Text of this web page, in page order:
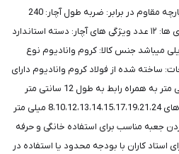
مشخصات کلی آچار بکس ریلی ۱۲ پارچه مقاوم در برابر: ضربه طول آچار: 240
میلی متر وزن: 1500 گرم تعداد سری ها: ۱۲ عدد ویژگی های آچار: دسته استاندارد
میباشد جنس کالا: کروم وانادیوم نوع
توضیحات: ساخته شده از فولاد کروم وانادیوم دارای
دسته جغجغه ای به طول 24 سانتی متر به همراه رابط به طول 12 سانتی متر
دارای 10 سری بکس 1/2 به اندازه های 8،10،12،13،14،15،17،19،21،24 میلی متر
جعبه مناسب برای استفاده خانگی و حرفه
استاد کاران با بودجه محدود یا استفاده در